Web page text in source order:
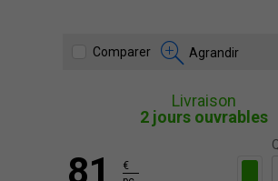
Comparer Agrandir
Livraison
2 jours ouvrables
81
€